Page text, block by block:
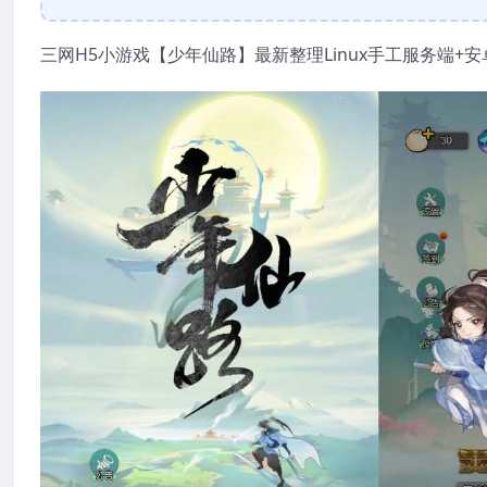
三网H5小游戏【少年仙路】最新整理Linux手工服务端+安